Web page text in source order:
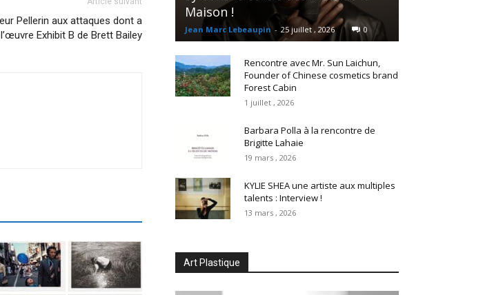
Pellerin aux attaques dont a
Exhibit B de Brett Bailey
Maison !
Jean Marc Lebeaupin - 25 juillet , 2026 0
Rencontre avec Mr. Sun Laichun,
Founder of Chinese cosmetics brand
Forest Cabin
1 juillet , 2026
Barbara Polla à la rencontre de
Brigitte Lahaie
19 mars , 2026
KYLIE SHEA une artiste aux multiples
talents : Interview !
13 mars , 2026
Art Plastique